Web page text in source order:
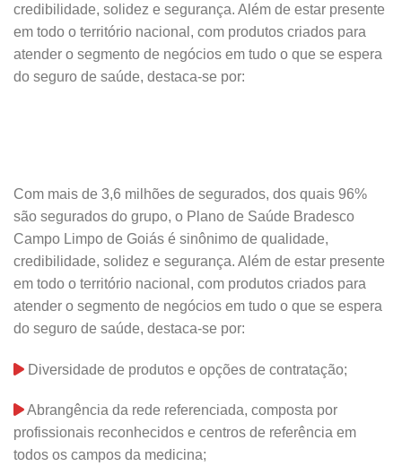
credibilidade, solidez e segurança. Além de estar presente
em todo o território nacional, com produtos criados para
atender o segmento de negócios em tudo o que se espera
do seguro de saúde, destaca-se por:
Com mais de 3,6 milhões de segurados, dos quais 96%
são segurados do grupo, o Plano de Saúde Bradesco
Campo Limpo de Goiás é sinônimo de qualidade,
credibilidade, solidez e segurança. Além de estar presente
em todo o território nacional, com produtos criados para
atender o segmento de negócios em tudo o que se espera
do seguro de saúde, destaca-se por:
Diversidade de produtos e opções de contratação;
Abrangência da rede referenciada, composta por
profissionais reconhecidos e centros de referência em
todos os campos da medicina;